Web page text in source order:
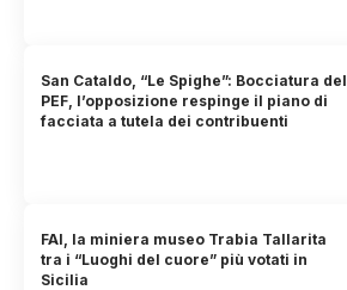
San Cataldo, “Le Spighe”: Bocciatura del
PEF, l’opposizione respinge il piano di
facciata a tutela dei contribuenti
FAI, la miniera museo Trabia Tallarita
tra i “Luoghi del cuore” più votati in
Sicilia